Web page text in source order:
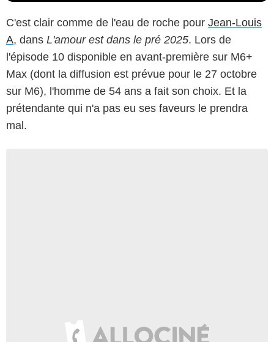
C'est clair comme de l'eau de roche pour Jean-Louis
A, dans L'amour est dans le pré 2025. Lors de
l'épisode 10 disponible en avant-première sur M6+
Max (dont la diffusion est prévue pour le 27 octobre
sur M6), l'homme de 54 ans a fait son choix. Et la
prétendante qui n'a pas eu ses faveurs le prendra
mal.